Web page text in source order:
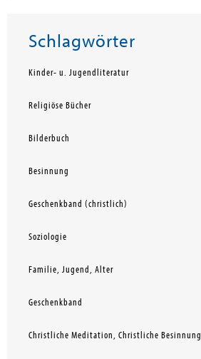
Schlagwörter
Kinder- u. Jugendliteratur
Religiöse Bücher
Bilderbuch
Besinnung
Geschenkband (christlich)
Soziologie
Familie, Jugend, Alter
Geschenkband
Christliche Meditation, Christliche Besinnung